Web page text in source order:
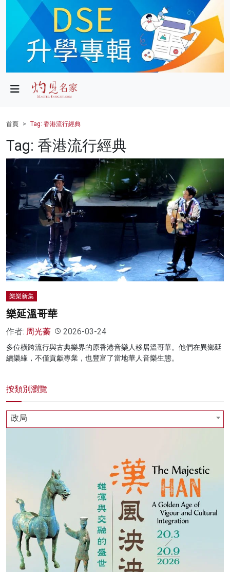
政局
財經
健康
商業
科技
灼見活動
首頁 Tag: 香港流行經典
Tag: 香港流行經典
樂樂新集
樂延溫哥華
作者: 周光蓁 2026-03-24
多位橫跨流行與古典樂界的原香港音樂人移居溫哥華。他們在異鄉延
續樂緣，不僅貢獻專業，也豐富了當地華人音樂生態。
按類別瀏覽
政局